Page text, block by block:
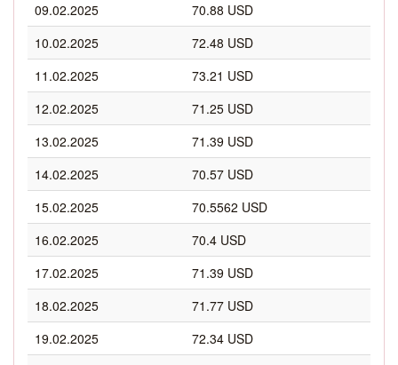
09.02.2025
70.88 USD
10.02.2025
72.48 USD
11.02.2025
73.21 USD
12.02.2025
71.25 USD
13.02.2025
71.39 USD
14.02.2025
70.57 USD
15.02.2025
70.5562 USD
16.02.2025
70.4 USD
17.02.2025
71.39 USD
18.02.2025
71.77 USD
19.02.2025
72.34 USD